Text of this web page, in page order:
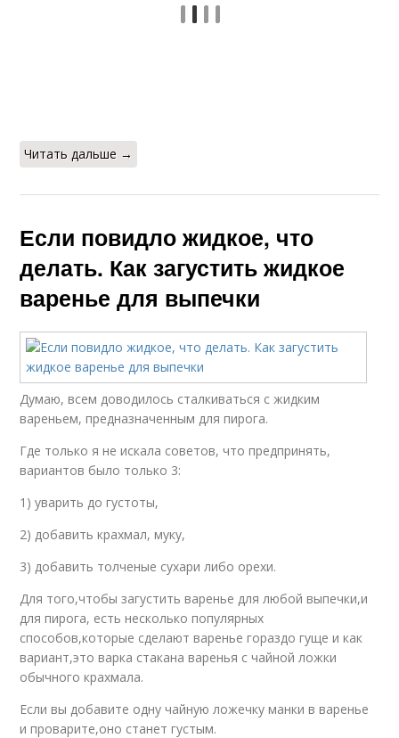
Читать дальше →
Если повидло жидкое, что
делать. Как загустить жидкое
варенье для выпечки
Думаю, всем доводилось сталкиваться с жидким
вареньем, предназначенным для пирога.
Где только я не искала советов, что предпринять,
вариантов было только 3:
1) уварить до густоты,
2) добавить крахмал, муку,
3) добавить толченые сухари либо орехи.
Для того,чтобы загустить варенье для любой выпечки,и
для пирога, есть несколько популярных
способов,которые сделают варенье гораздо гуще и как
вариант,это варка стакана варенья с чайной ложки
обычного крахмала.
Если вы добавите одну чайную ложечку манки в варенье
и проварите,оно станет густым.